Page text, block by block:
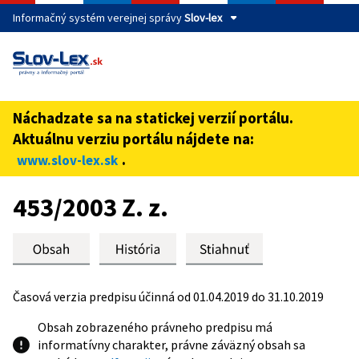
Informačný systém verejnej správySlov-lex
Táto stránka je zabezpečená
cez zabezpečenú webovú stránku verejnej správy SR.
Zabezpečená stránka vždy začína https:// pred názvom
domény webového sídla.
Náchadzate sa na statickej verzií portálu.
Aktuálnu verziu portálu nájdete na:
www.slov-lex.sk .
Preskoč na obsah
453/2003 Z. z.
Časová verzia predpisu účinná od 01.04.2019 do 31.10.2019
Obsah zobrazeného právneho predpisu má
informatívny charakter, právne záväzný obsah sa